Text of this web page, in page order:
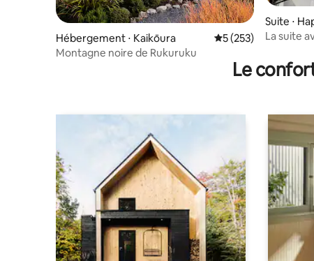
Hébergement ⋅ Kaikōura Évaluation
5 (253)
Montagne noire de Rukuruku
Suite ⋅
La suite
Le